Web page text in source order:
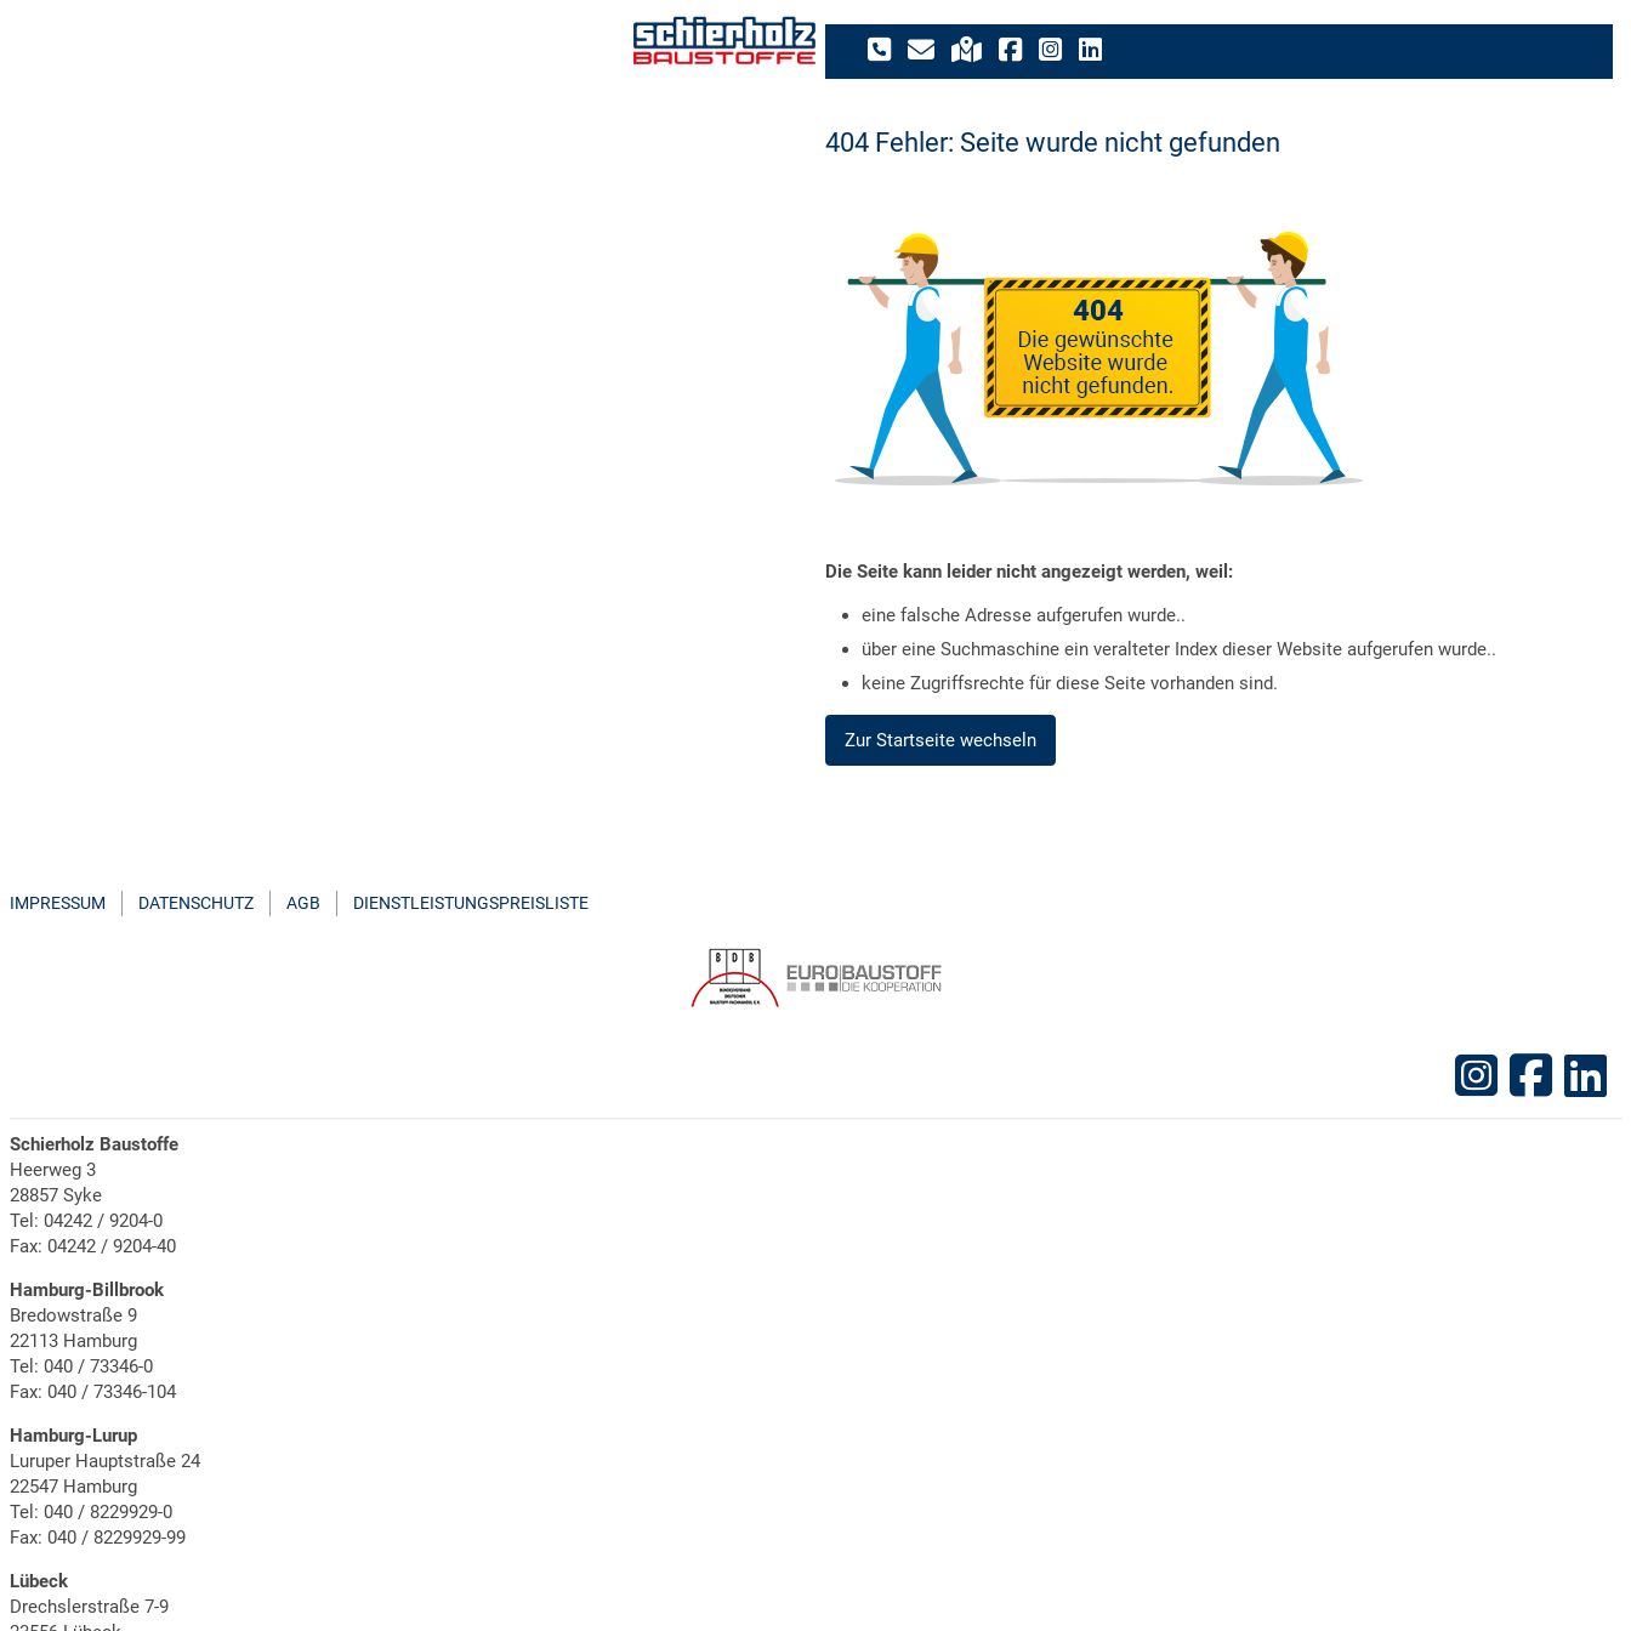
404 Fehler: Seite wurde nicht gefunden
Die Seite kann leider nicht angezeigt werden, weil:
eine falsche Adresse aufgerufen wurde..
über eine Suchmaschine ein veralteter Index dieser Website aufgerufen wurde..
keine Zugriffsrechte für diese Seite vorhanden sind.
Zur Startseite wechseln
IMPRESSUM DATENSCHUTZ AGB DIENSTLEISTUNGSPREISLISTE
Schierholz Baustoffe
Heerweg 3
28857 Syke
Tel: 04242 / 9204-0
Fax: 04242 / 9204-40
Hamburg-Billbrook
Bredowstraße 9
22113 Hamburg
Tel: 040 / 73346-0
Fax: 040 / 73346-104
Hamburg-Lurup
Luruper Hauptstraße 24
22547 Hamburg
Tel: 040 / 8229929-0
Fax: 040 / 8229929-99
Lübeck
Drechslerstraße 7-9